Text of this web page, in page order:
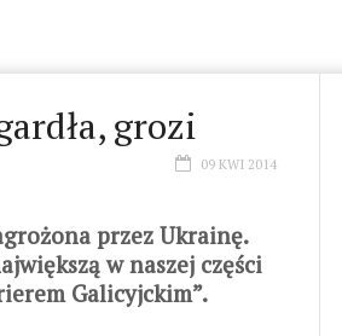
grozi
09 KWI 2014
przez Ukrainę.
w naszej części
Galicyjckim”.